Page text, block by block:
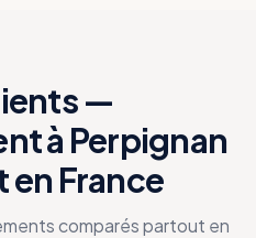
—
à Perpignan
France
comparés partout en